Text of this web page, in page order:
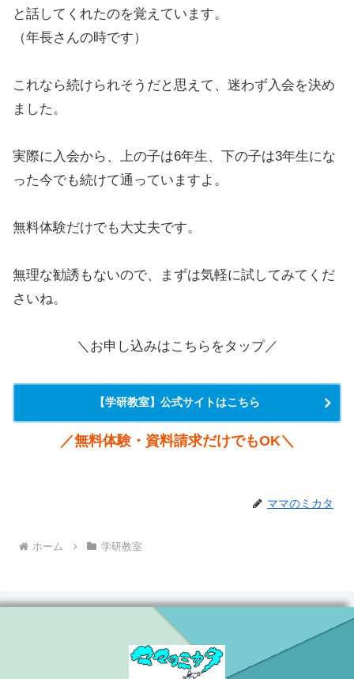
と話してくれたのを覚えています。
（年長さんの時です）
これなら続けられそうだと思えて、迷わず入会を決め
ました。
実際に入会から、上の子は6年生、下の子は3年生にな
った今でも続けて通っていますよ。
無料体験だけでも大丈夫です。
無理な勧誘もないので、まずは気軽に試してみてくだ
さいね。
＼お申し込みはこちらをタップ／
【学研教室】公式サイトはこちら
／無料体験・資料請求だけでもOK＼
ママのミカタ
ホーム 学研教室